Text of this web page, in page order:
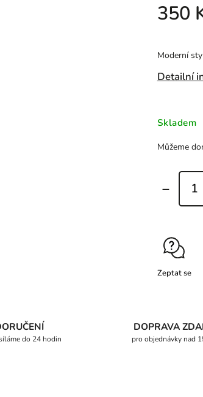
350
Moderní
Detailní
Skladem
Můžeme
Zeptat se
do 24 hodin
DOPRAVA
pro objednávky nad